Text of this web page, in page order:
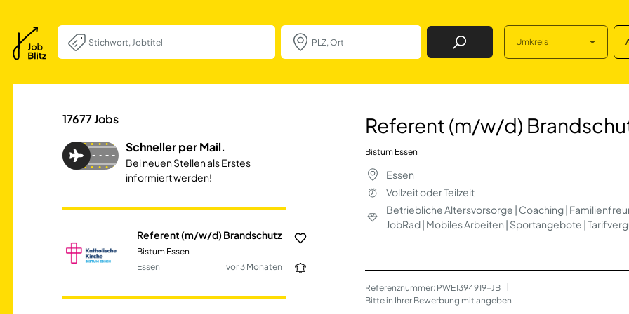
Job Finden Umkreis
Referent (m/w/d) Brandschutz in
17677Jobs
Schneller per Mail.
Bei neuen Stellen als Erstes
informiert werden!
Referent (m/w/d) Brandschutz
Bistum Essen
Essen
vor 3 Monaten
Referent (m/w/d)
Bistum Essen
Essen
Vollzeit oder Teilzeit
Betriebliche Altersvorsorge | Coaching |
JobRad | Mobiles Arbeiten | Sportangebote |
Referenznummer: PWE1394919-JB
Bitte in Ihrer Bewerbung mit angeben